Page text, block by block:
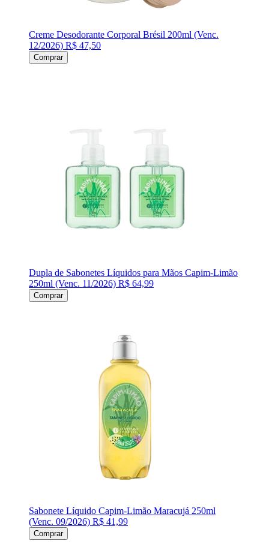
Creme Desodorante Corporal Brésil 200ml (Venc.
12/2026) R$ 47,50
Comprar
Dupla de Sabonetes Líquidos para Mãos Capim-Limão
250ml (Venc. 11/2026) R$ 64,99
Comprar
Sabonete Líquido Capim-Limão Maracujá 250ml
(Venc. 09/2026) R$ 41,99
Comprar